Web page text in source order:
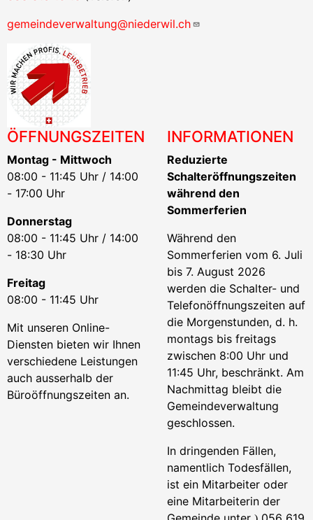
gemeindeverwaltung@niederwil.ch
ÖFFNUNGSZEITEN
Montag - Mittwoch
08:00 - 11:45 Uhr / 14:00
- 17:00 Uhr
Donnerstag
08:00 - 11:45 Uhr / 14:00
- 18:30 Uhr
Freitag
08:00 - 11:45 Uhr
Mit unseren Online-
Diensten bieten wir Ihnen
verschiedene Leistungen
auch ausserhalb der
Büroöffnungszeiten an.
INFORMATIONEN
Reduzierte
Schalteröffnungszeiten
während den
Sommerferien
Während den
Sommerferien vom 6. Juli
bis 7. August 2026
werden die Schalter- und
Telefonöffnungszeiten auf
die Morgenstunden, d. h.
montags bis freitags
zwischen 8:00 Uhr und
11:45 Uhr, beschränkt. Am
Nachmittag bleibt die
Gemeindeverwaltung
geschlossen.
In dringenden Fällen,
namentlich Todesfällen,
ist ein Mitarbeiter oder
eine Mitarbeiterin der